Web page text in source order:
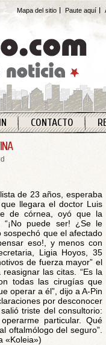
Mapa del sitio Paute aquí
CONTACTO
de 23 años, esperaba
llegara el doctor Luis
de córnea, oyó que la
“¡No puede ser! ¿Se le
sospechó que el afectado
eso!, y menos con
Ligia Hoyos, 35
de fuerza mayor” el
las citas. “Es la
todas las cirugías que
operar a él”, dijo a A-Pin
por desconocer
triste del consultorio:
particular. Qué
oftalmólogo del seguro”.
«Koleia»)